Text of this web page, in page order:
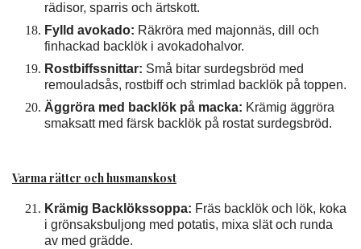
rädisor, sparris och ärtskott.
Fylld avokado: Räkröra med majonnäs, dill och
finhackad backlök i avokadohalvor.
Rostbiffssnittar: Små bitar surdegsbröd med
remouladsås, rostbiff och strimlad backlök på toppen.
Äggröra med backlök på macka: Krämig äggröra
smaksatt med färsk backlök på rostat surdegsbröd.
Varma rätter och husmanskost
Krämig Backlökssoppa: Fräs backlök och lök, koka
i grönsaksbuljong med potatis, mixa slät och runda
av med grädde.